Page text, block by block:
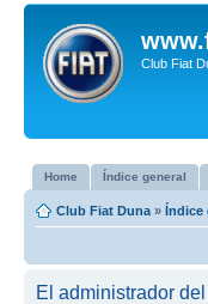
Club Fiat
Home Índice general
Club Fiat Duna » Índice
El administrador